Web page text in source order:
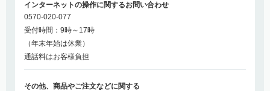
インターネットの操作に関するお問い合わせ
0570-020-077
受付時間：9時～17時
（年末年始は休業）
通話料はお客様負担
その他、商品やご注文などに関する